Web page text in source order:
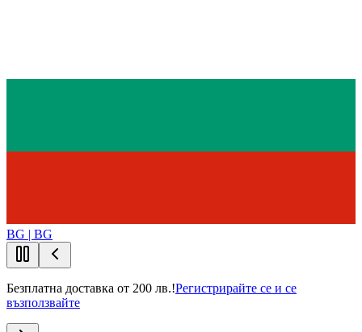
BG | BG
Безплатна доставка от 200 лв.!Регистрирайте се и се
възползвайте